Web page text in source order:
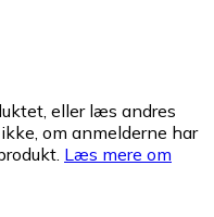
eller læs andres
om anmelderne har
Læs mere om